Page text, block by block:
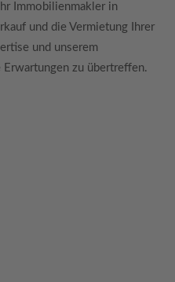
Immobilienmakler in
und die Vermietung Ihrer
und unserem
Erwartungen zu übertreffen.
DROPDOWN